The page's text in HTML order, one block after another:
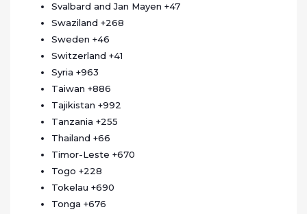
Svalbard and Jan Mayen +47
Swaziland +268
Sweden +46
Switzerland +41
Syria +963
Taiwan +886
Tajikistan +992
Tanzania +255
Thailand +66
Timor-Leste +670
Togo +228
Tokelau +690
Tonga +676